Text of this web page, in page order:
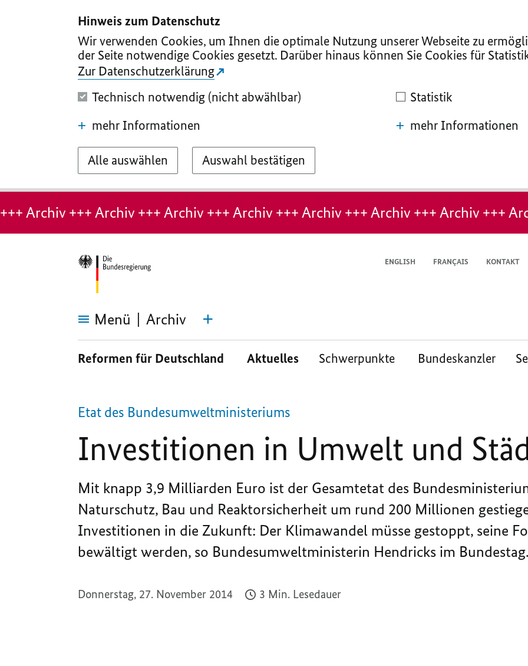
Hinweis zum Datenschutz
Wir verwenden Cookies, um Ihnen die optimale Nutzung unserer Webseite zu
der Seite notwendige Cookies gesetzt. Darüber hinaus können Sie Cookies für
Zur Datenschutzerklärung
Technisch notwendig (nicht abwählbar)
mehr Informationen
Statistik
mehr Informationen
Alle auswählen Auswahl bestätigen
Hinweis:
Seite
+++ Archiv +++ Archiv +++ Archiv +++ Archiv +++ Archiv +++ Archiv +++ Archiv +++
ENGLISH FRANÇAIS KONTAKT
Menü Archiv
Investitionen
Reformen für Deutschland Aktuelles Schwerpunkte Bundeskanzler
Etat des Bundesumweltministeriums
Investitionen in Umwelt und
Mit knapp 3,9 Milliarden Euro ist der Gesamtetat des
Naturschutz, Bau und Reaktorsicherheit um rund 200 Millionen
Investitionen in die Zukunft: Der Klimawandel müsse gestoppt, seine
bewältigt werden, so Bundesumweltministerin Hendricks im Bundestag.
Donnerstag, 27. November 2014 3 Min. Lesedauer